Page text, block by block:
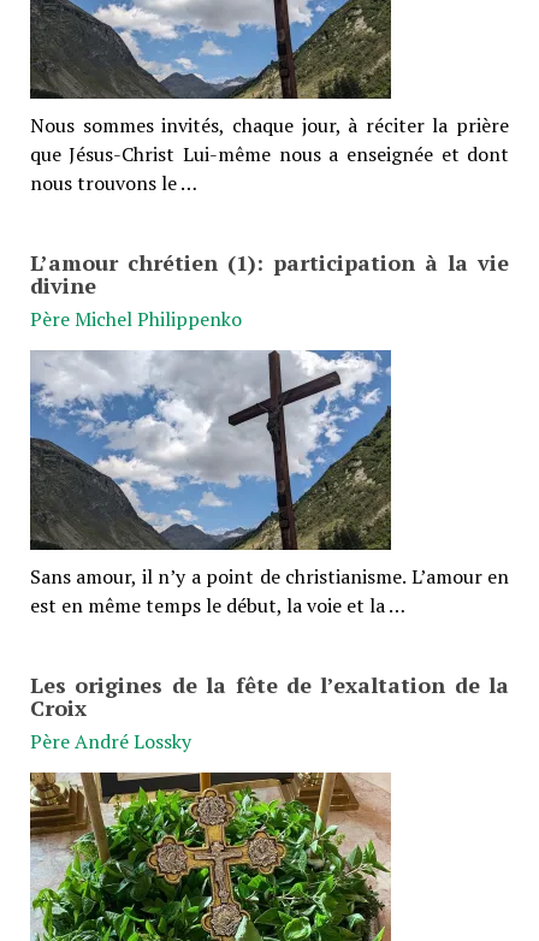
Nous sommes invités, chaque jour, à réciter la prière
que Jésus-Christ Lui-même nous a enseignée et dont
nous trouvons le …
L’amour chrétien (1): participation à la vie
divine
Père Michel Philippenko
Sans amour, il n’y a point de christianisme. L’amour en
est en même temps le début, la voie et la …
Les origines de la fête de l’exaltation de la
Croix
Père André Lossky